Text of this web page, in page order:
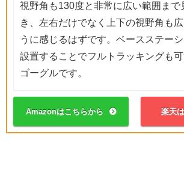
視野角も130度と非常に広い範囲まで
き、左右だけでなく上下の視野角も
うに感じるはずです。ベースステー
設置することでフルトラッキングも
ゴーグルです。
Amazonはこちらから 楽天